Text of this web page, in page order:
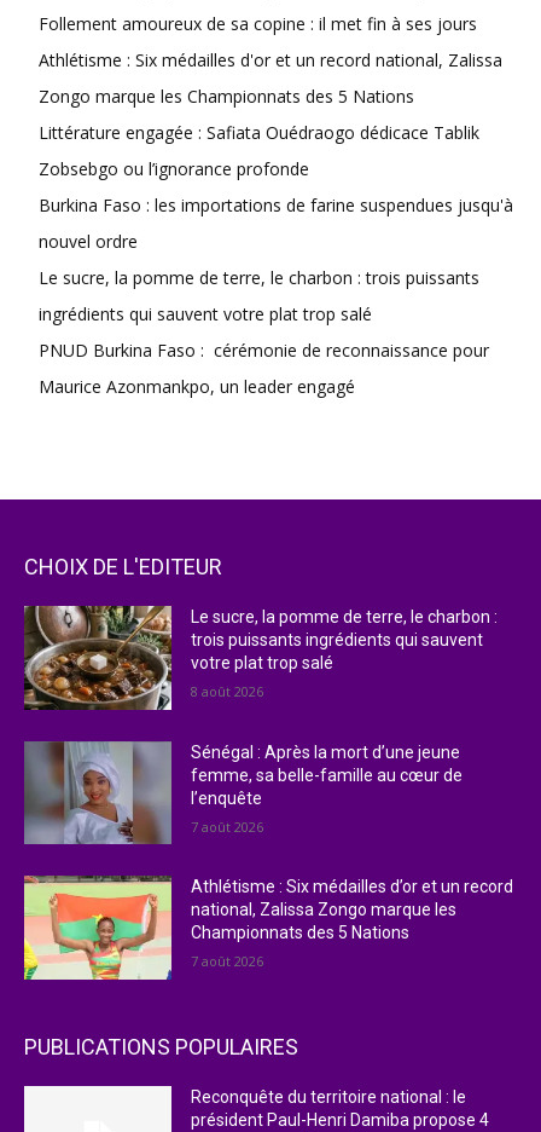
Follement amoureux de sa copine : il met fin à ses jours
Athlétisme : Six médailles d'or et un record national, Zalissa
Zongo marque les Championnats des 5 Nations
Littérature engagée : Safiata Ouédraogo dédicace Tablik
Zobsebgo ou l’ignorance profonde
Burkina Faso : les importations de farine suspendues jusqu'à
nouvel ordre
Le sucre, la pomme de terre, le charbon : trois puissants
ingrédients qui sauvent votre plat trop salé
PNUD Burkina Faso : cérémonie de reconnaissance pour
Maurice Azonmankpo, un leader engagé
CHOIX DE L'EDITEUR
Le sucre, la pomme de terre, le charbon :
trois puissants ingrédients qui sauvent
votre plat trop salé
8 août 2026
Sénégal : Après la mort d’une jeune
femme, sa belle-famille au cœur de
l’enquête
7 août 2026
Athlétisme : Six médailles d’or et un record
national, Zalissa Zongo marque les
Championnats des 5 Nations
7 août 2026
PUBLICATIONS POPULAIRES
Reconquête du territoire national : le
président Paul-Henri Damiba propose 4